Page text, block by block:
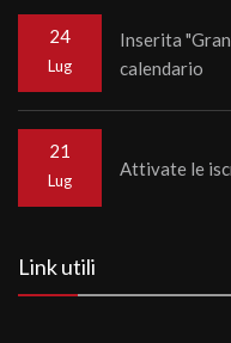
24
Lug
Inserita
calendario
21
Lug
Attivate le
Link utili